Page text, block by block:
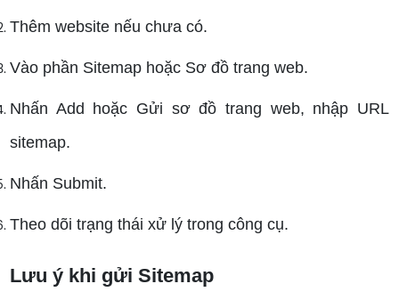
Thêm website nếu chưa có.
Vào phần Sitemap hoặc Sơ đồ trang web.
Nhấn Add hoặc Gửi sơ đồ trang web, nhập URL
sitemap.
Nhấn Submit.
Theo dõi trạng thái xử lý trong công cụ.
Lưu ý khi gửi Sitemap